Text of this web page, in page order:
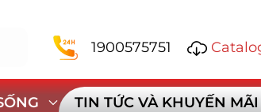
1900575751
TIN TỨC VÀ KHUYẾN MÃI